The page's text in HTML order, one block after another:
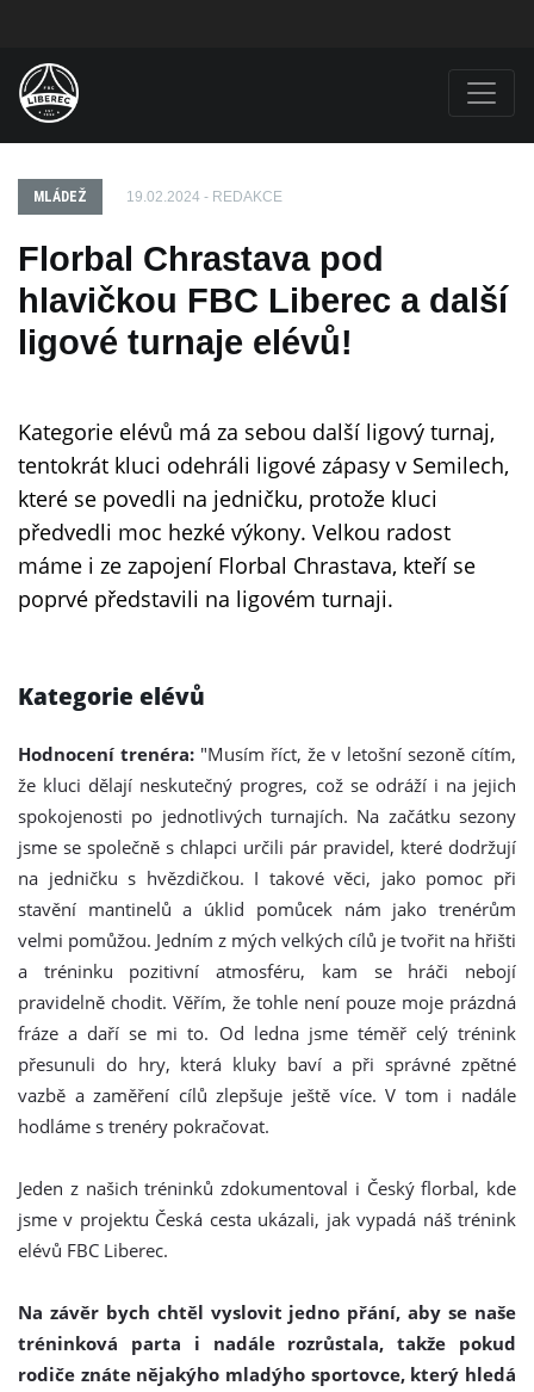
MLÁDEŽ 19.02.2024 - REDAKCE
Florbal Chrastava pod
hlavičkou FBC Liberec a další
ligové turnaje elévů!
Kategorie elévů má za sebou další ligový turnaj,
tentokrát kluci odehráli ligové zápasy v Semilech,
které se povedli na jedničku, protože kluci
předvedli moc hezké výkony. Velkou radost
máme i ze zapojení Florbal Chrastava, kteří se
poprvé představili na ligovém turnaji.
Kategorie elévů
Hodnocení trenéra: "Musím říct, že v letošní sezoně cítím,
že kluci dělají neskutečný progres, což se odráží i na jejich
spokojenosti po jednotlivých turnajích. Na začátku sezony
jsme se společně s chlapci určili pár pravidel, které dodržují
na jedničku s hvězdičkou. I takové věci, jako pomoc při
stavění mantinelů a úklid pomůcek nám jako trenérům
velmi pomůžou. Jedním z mých velkých cílů je tvořit na hřišti
a tréninku pozitivní atmosféru, kam se hráči nebojí
pravidelně chodit. Věřím, že tohle není pouze moje prázdná
fráze a daří se mi to. Od ledna jsme téměř celý trénink
přesunuli do hry, která kluky baví a při správné zpětné
vazbě a zaměření cílů zlepšuje ještě více. V tom i nadále
hodláme s trenéry pokračovat.
Jeden z našich tréninků zdokumentoval i Český florbal, kde
jsme v projektu Česká cesta ukázali, jak vypadá náš trénink
elévů FBC Liberec.
Na závěr bych chtěl vyslovit jedno přání, aby se naše
tréninková parta i nadále rozrůstala, takže pokud
rodiče znáte nějakýho mladýho sportovce, který hledá